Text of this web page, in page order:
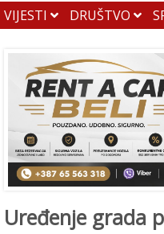
VIJESTI DRUŠTVO
Uređenje grada